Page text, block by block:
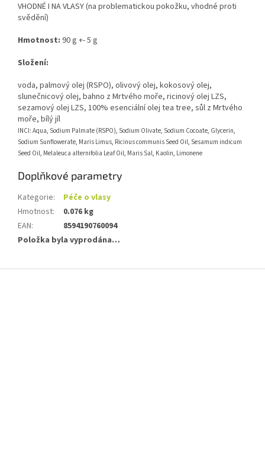
VHODNÉ I NA VLASY (na problematickou pokožku, vhodné proti
svědění)
Hmotnost: 90 g +- 5 g
Složení:
voda, palmový olej (RSPO), olivový olej, kokosový olej,
slunečnicový olej, bahno z Mrtvého moře, ricinový olej LZS,
sezamový olej LZS, 100% esenciální olej tea tree, sůl z Mrtvého
moře, bílý jíl
INCI: Aqua, Sodium Palmate (RSPO), Sodium Olivate, Sodium Cocoate, Glycerin,
Sodium Sunflowerate, Maris Limus, Ricinus communis Seed Oil, Sesamum indicum
Seed Oil, Melaleuca alternifolia Leaf Oil, Maris Sal, Kaolin, Limonene
Doplňkové parametry
Kategorie:
Péče o vlasy
Hmotnost:
0.076 kg
EAN:
8594190760094
Položka byla vyprodána…